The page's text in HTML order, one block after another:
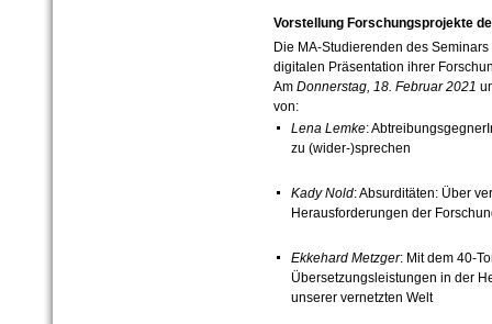
Vorstellung Forschungsprojekte
Die MA-Studierenden des
digitalen Präsentation ihrer
AmDonnerstag, 18. Februar 2021
von:
Lena Lemke:
zu (wider-)sprechen
Kady Nold: Absurditäten: Über
Herausforderungen der
Ekkehard Metzger: Mit dem 40-
Übersetzungsleistungen in der
unserer vernetzten Welt